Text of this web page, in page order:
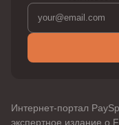
Интернет-портал
экспертное издание о